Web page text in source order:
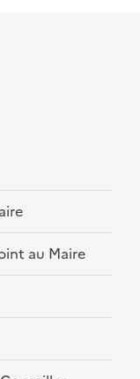
au Maire